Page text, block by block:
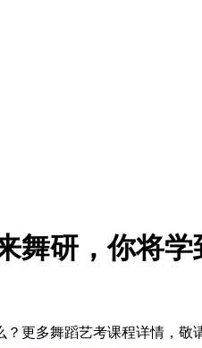
舞研，你将学
更多舞蹈艺考课程详情，敬